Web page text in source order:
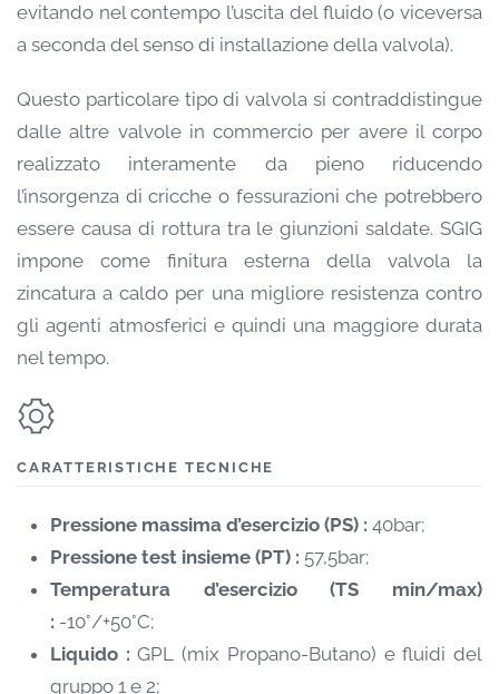
evitando nel contempo l’uscita del fluido (o viceversa
a seconda del senso di installazione della valvola).
Questo particolare tipo di valvola si contraddistingue
dalle altre valvole in commercio per avere il corpo
realizzato interamente da pieno riducendo
l’insorgenza di cricche o fessurazioni che potrebbero
essere causa di rottura tra le giunzioni saldate. SGIG
impone come finitura esterna della valvola la
zincatura a caldo per una migliore resistenza contro
gli agenti atmosferici e quindi una maggiore durata
nel tempo.
CARATTERISTICHE TECNICHE
Pressione massima d’esercizio (PS) : 40bar;
Pressione test insieme (PT) : 57,5bar;
Temperatura d’esercizio (TS min/max)
: -10°/+50°C;
Liquido : GPL (mix Propano-Butano) e fluidi del
gruppo 1 e 2;